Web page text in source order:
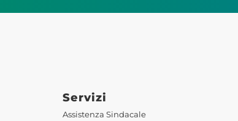
Servizi
Assistenza Sindacale